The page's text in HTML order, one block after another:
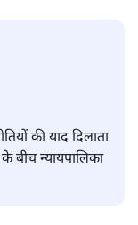
की याद दिलाता
बीच न्यायपालिका